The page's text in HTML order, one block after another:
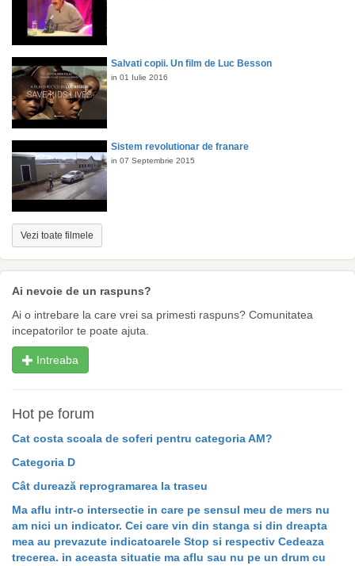
Salvati copii. Un film de Luc Besson
in 01 Iulie 2016
Sistem revolutionar de franare
in 07 Septembrie 2015
Vezi toate filmele
Ai nevoie de un raspuns?
Ai o intrebare la care vrei sa primesti raspuns? Comunitatea
incepatorilor te poate ajuta.
Intreaba
Hot pe forum
Cat costa scoala de soferi pentru categoria AM?
Categoria D
Cât durează reprogramarea la traseu
Ma aflu intr-o intersectie in care pe sensul meu de mers nu
am nici un indicator. Cei care vin din stanga si din dreapta
mea au prevazute indicatoarele Stop si respectiv Cedeaza
trecerea. in aceasta situatie ma aflu sau nu pe un drum cu